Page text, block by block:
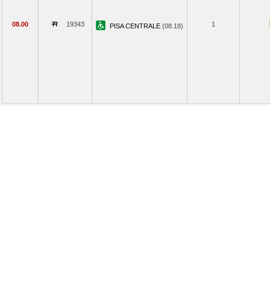
08.00 19343 PISA CENTRALE (08.18) 1